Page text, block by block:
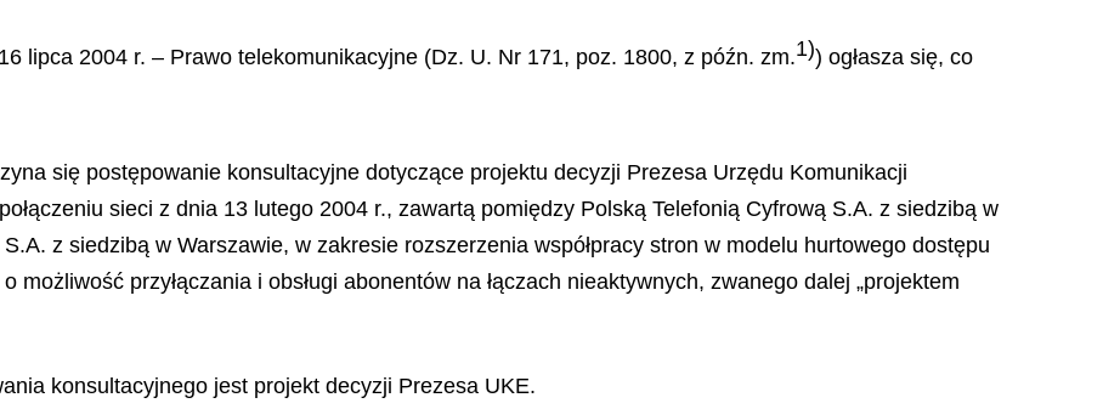
lipca 2004 r. – Prawo telekomunikacyjne (Dz. U. Nr 171, poz. 1800, z późn. zm.1)) ogłasza się, co
się postępowanie konsultacyjne dotyczące projektu decyzji Prezesa Urzędu Komunikacji
sieci z dnia 13 lutego 2004 r., zawartą pomiędzy Polską Telefonią Cyfrową S.A. z siedzibą w
z siedzibą w Warszawie, w zakresie rozszerzenia współpracy stron w modelu hurtowego dostępu
możliwość przyłączania i obsługi abonentów na łączach nieaktywnych, zwanego dalej „projektem
konsultacyjnego jest projekt decyzji Prezesa UKE.